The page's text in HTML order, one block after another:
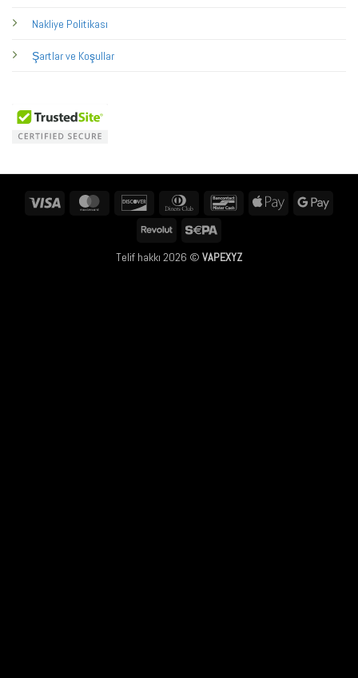
Nakliye Politikası
Şartlar ve Koşullar
Visa MasterCard Discover
Dinners
BancontactApple
Revolut
Telif hakkı 2026 © VAPEXYZ